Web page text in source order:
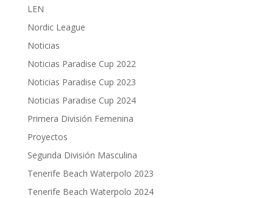
LEN
Nordic League
Noticias
Noticias Paradise Cup 2022
Noticias Paradise Cup 2023
Noticias Paradise Cup 2024
Primera División Femenina
Proyectos
Segunda División Masculina
Tenerife Beach Waterpolo 2023
Tenerife Beach Waterpolo 2024